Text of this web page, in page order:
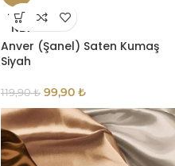
TÜKE
NDI
Anver (Şanel) Saten Kumaş
Siyah
119,90₺ 99,90 ₺